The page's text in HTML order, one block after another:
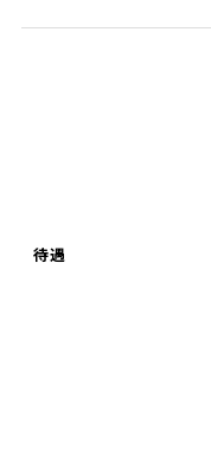
待遇